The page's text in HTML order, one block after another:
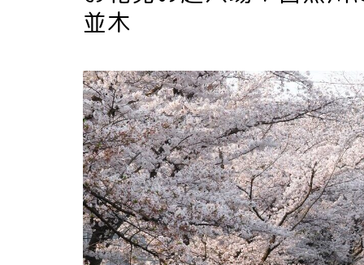
並木